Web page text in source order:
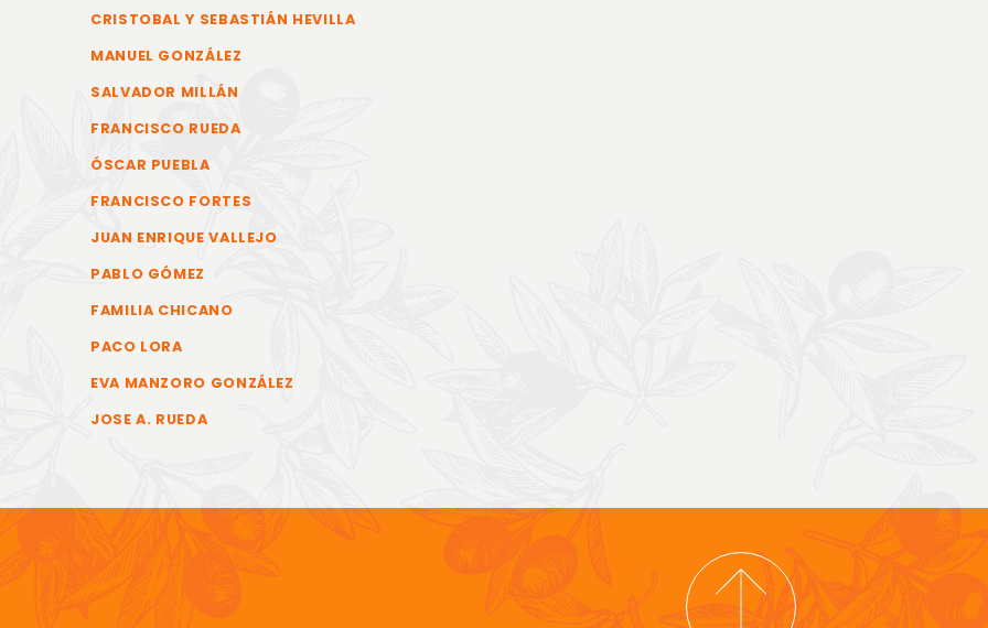
CRISTOBAL Y SEBASTIÁN HEVILLA
MANUEL GONZÁLEZ
SALVADOR MILLÁN
FRANCISCO RUEDA
ÓSCAR PUEBLA
FRANCISCO FORTES
JUAN ENRIQUE VALLEJO
PABLO GÓMEZ
FAMILIA CHICANO
PACO LORA
EVA MANZORO GONZÁLEZ
JOSE A. RUEDA